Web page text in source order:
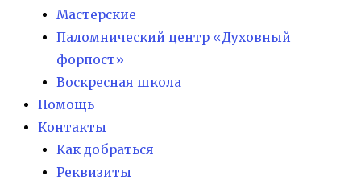
Мастерские
Паломнический центр «Духовный
форпост»
Воскресная школа
Помощь
Контакты
Как добраться
Реквизиты